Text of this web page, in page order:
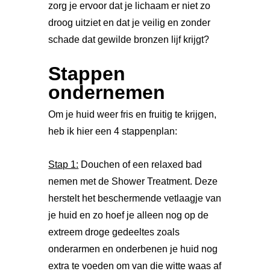
zorg je ervoor dat je lichaam er niet zo
droog uitziet en dat je veilig en zonder
schade dat gewilde bronzen lijf krijgt?
Stappen
ondernemen
Om je huid weer fris en fruitig te krijgen,
heb ik hier een 4 stappenplan:
Stap 1: Douchen of een relaxed bad
nemen met de Shower Treatment. Deze
herstelt het beschermende vetlaagje van
je huid en zo hoef je alleen nog op de
extreem droge gedeeltes zoals
onderarmen en onderbenen je huid nog
extra te voeden om van die witte waas af